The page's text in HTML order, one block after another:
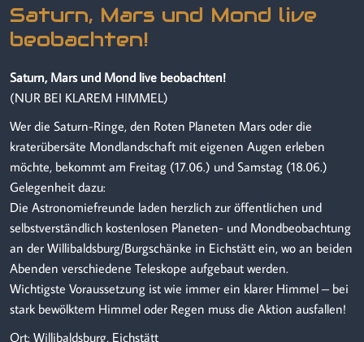
Saturn, Mars und Mond live
beobachten!
Saturn, Mars und Mond live beobachten!
(NUR BEI KLAREM HIMMEL)
Wer die Saturn-Ringe, den Roten Planeten Mars oder die
kraterübersäte Mondlandschaft mit eigenen Augen erleben
möchte, bekommt am Freitag (17.06.) und Samstag (18.06.)
Gelegenheit dazu:
Die Astronomiefreunde laden herzlich zur öffentlichen und
selbstverständlich kostenlosen Planeten- und Mondbeobachtung
an der Willibaldsburg/Burgschänke in Eichstätt ein, wo an beiden
Abenden verschiedene Teleskope aufgebaut werden.
Wichtigste Voraussetzung ist wie immer ein klarer Himmel – bei
stark bewölktem Himmel oder Regen muss die Aktion ausfallen!
Ort: Willibaldsburg, Eichstätt